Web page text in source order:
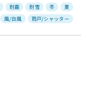
耐震 耐雪 冬
夏
風/台風 雨戸/シャッター